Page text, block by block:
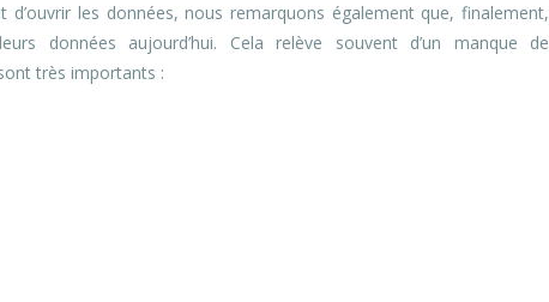
d’ouvrir les données, nous remarquons également que, finalement,
données aujourd’hui. Cela relève souvent d’un manque de
très importants :